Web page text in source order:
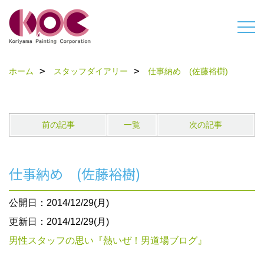
ホーム スタッフダイアリー 仕事納め (佐藤裕樹)
前の記事 一覧 次の記事
仕事納め (佐藤裕樹)
公開日：2014/12/29(月)
更新日：2014/12/29(月)
男性スタッフの思い『熱いぜ！男道場ブログ』